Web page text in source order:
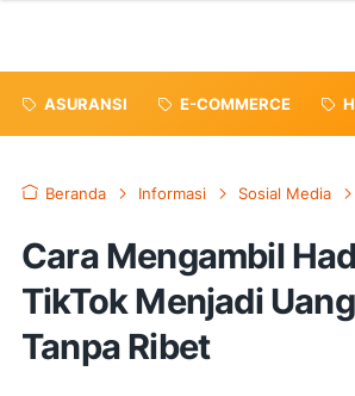
ASURANSI E-COMMERCE
Beranda Informasi Sosial Media
Cara Mengambil
TikTok Menjadi
Tanpa Ribet